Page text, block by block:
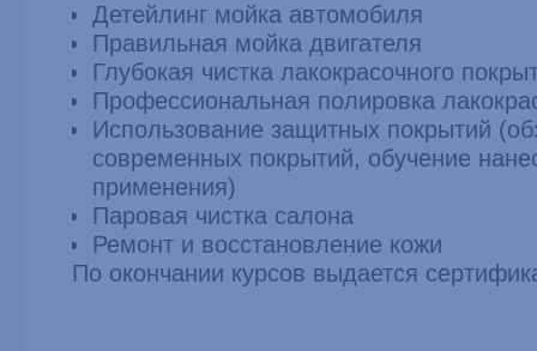
Детейлинг мойка автомобиля
Правильная мойка двигателя
Глубокая чистка лакокрасочного
Профессиональная полировка
Использование защитных покрытий
современных покрытий, обучение
применения)
Паровая чистка салона
Ремонт и восстановление кожи
По окончании курсов выдается